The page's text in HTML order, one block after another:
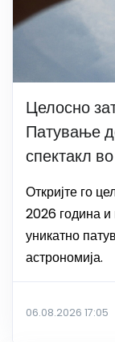
Целосно
Патување
спектакл
Откријте го
2026 година и
уникатно
астрономија.
06.08.2026 17:05